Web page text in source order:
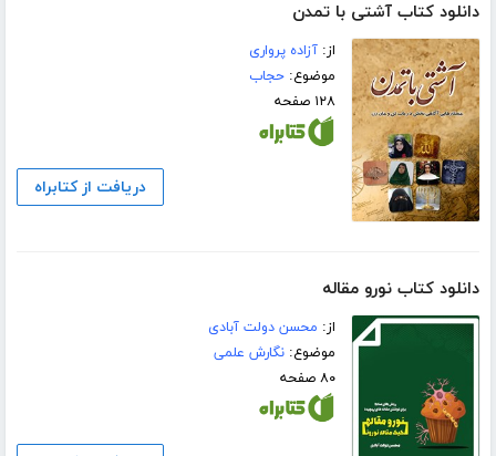
دانلود کتاب آشتی با تمدن
از:آزاده پرواری
موضوع:حجاب
۱۲۸ صفحه
دریافت از کتابراه
دانلود کتاب نورو مقاله
از: محسن دولت آبادی
موضوع:نگارش علمی
۸۰ صفحه